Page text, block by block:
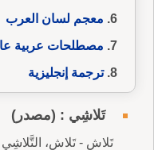
معجم لسان العرب
مصطلحات عربية
ترجمة إنجليزية
تَلاشِي : (مصدر)
تَلاشٍ - تَلاشٍ،